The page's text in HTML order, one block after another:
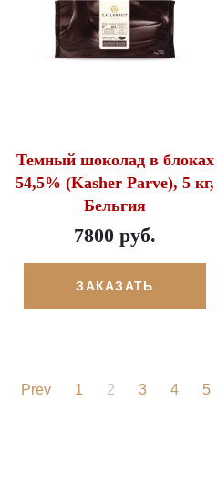
Темный шоколад в блоках
54,5% (Kasher Parve), 5 кг,
Бельгия
7800 руб.
ЗАКАЗАТЬ
Prev 1 2 3 4 5